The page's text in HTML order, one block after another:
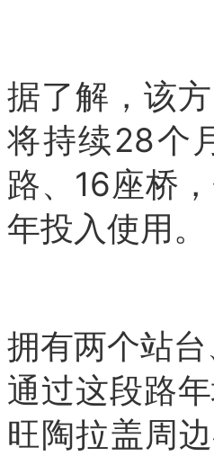
据了解，该
将持续28个
路、16座桥
年投入使用。
拥有两个站
通过这段路
旺陶拉盖周